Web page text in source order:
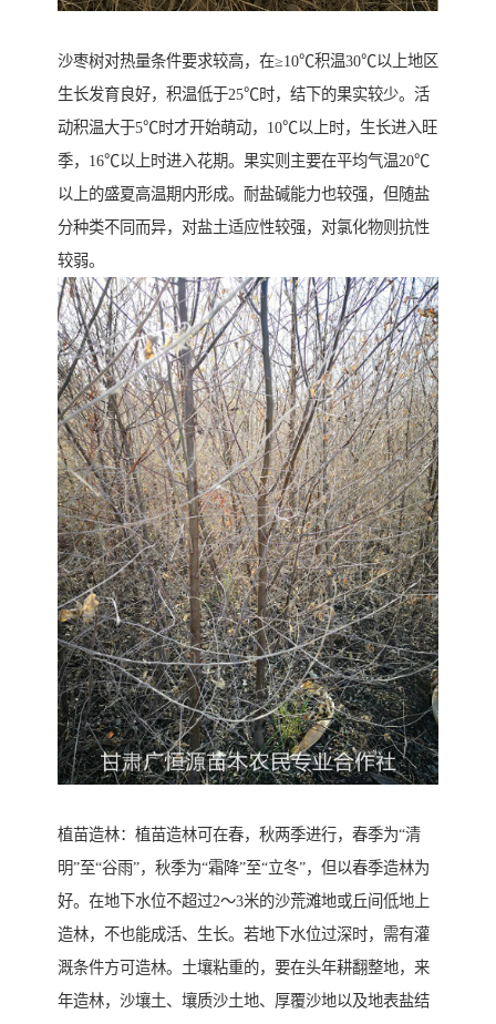
沙枣树对热量条件要求较高，在≥10℃积温30℃以上地区
生长发育良好，积温低于25℃时，结下的果实较少。活
动积温大于5℃时才开始萌动，10℃以上时，生长进入旺
季，16℃以上时进入花期。果实则主要在平均气温20℃
以上的盛夏高温期内形成。耐盐碱能力也较强，但随盐
分种类不同而异，对盐土适应性较强，对氯化物则抗性
较弱。
植苗造林：植苗造林可在春，秋两季进行，春季为“清
明”至“谷雨”，秋季为“霜降”至“立冬”，但以春季造林为
好。在地下水位不超过2～3米的沙荒滩地或丘间低地上
造林，不也能成活、生长。若地下水位过深时，需有灌
溉条件方可造林。土壤粘重的，要在头年耕翻整地，来
年造林，沙壤土、壤质沙土地、厚覆沙地以及地表盐结